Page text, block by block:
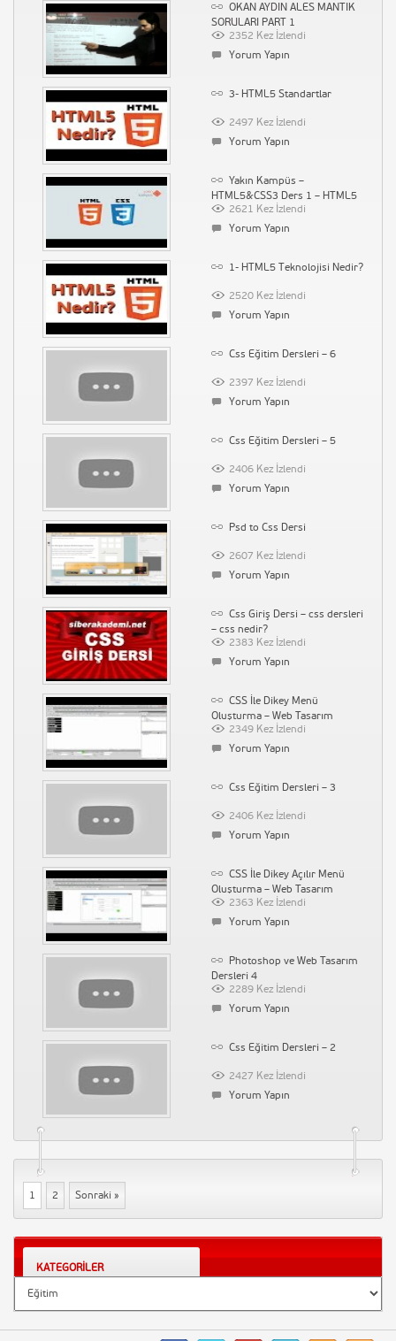
OKAN AYDIN ALES MANTIK
SORULARI PART 1
2352 Kez İzlendi
Yorum Yapın
3- HTML5 Standartlar
2497 Kez İzlendi
Yorum Yapın
Yakın Kampüs –
HTML5&CSS3 Ders 1 – HTML5
ve CSS3\\
2621 Kez İzlendi
Yorum Yapın
1- HTML5 Teknolojisi Nedir?
2520 Kez İzlendi
Yorum Yapın
Css Eğitim Dersleri – 6
2397 Kez İzlendi
Yorum Yapın
Css Eğitim Dersleri – 5
2406 Kez İzlendi
Yorum Yapın
Psd to Css Dersi
2607 Kez İzlendi
Yorum Yapın
Css Giriş Dersi – css dersleri
– css nedir?
2383 Kez İzlendi
Yorum Yapın
CSS İle Dikey Menü
Oluşturma – Web Tasarım
Dersleri 1
2349 Kez İzlendi
Yorum Yapın
Css Eğitim Dersleri – 3
2406 Kez İzlendi
Yorum Yapın
CSS İle Dikey Açılır Menü
Oluşturma – Web Tasarım
Dersleri 3
2363 Kez İzlendi
Yorum Yapın
Photoshop ve Web Tasarım
Dersleri 4
2289 Kez İzlendi
Yorum Yapın
Css Eğitim Dersleri – 2
2427 Kez İzlendi
Yorum Yapın
1 2 Sonraki »
KATEGORILER